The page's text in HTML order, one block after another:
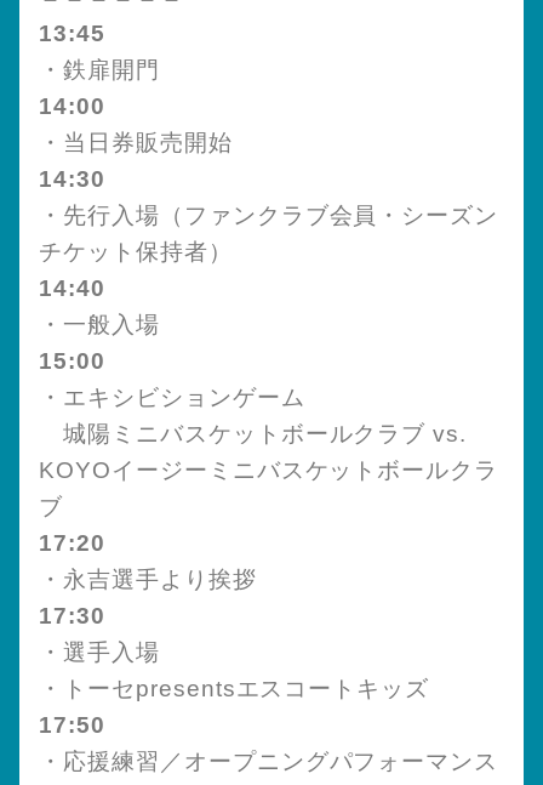
13:45
・鉄扉開門
14:00
・当日券販売開始
14:30
・先行入場（ファンクラブ会員・シーズン
チケット保持者）
14:40
・一般入場
15:00
・エキシビションゲーム
城陽ミニバスケットボールクラブ vs.
KOYOイージーミニバスケットボールクラ
ブ
17:20
・永吉選手より挨拶
17:30
・選手入場
・トーセpresentsエスコートキッズ
17:50
・応援練習／オープニングパフォーマンス